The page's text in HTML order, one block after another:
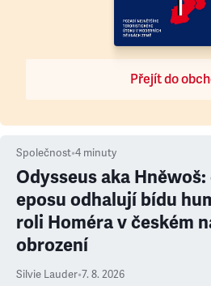
Přejít do
Společnost•4 minuty
Odysseus aka
eposu odhalují bídu
roli Homéra v českém
obrození
Silvie Lauder•7. 8. 2026